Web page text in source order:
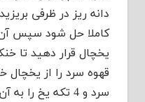
دانه ریز در ظرفی
یخچال قرار دهید تا
قهوه سرد را از یخچال
سرد و 4 تکه یخ را